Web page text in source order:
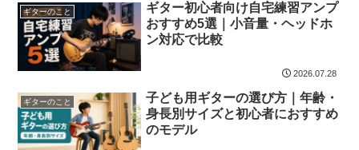
ギターのこと
ギター初心者向け自宅練習アンプ
おすすめ5選｜小音量・ヘッドホ
ン対応で比較
2026.07.28
ギターのこと
子ども用ギターの選び方｜年齢・
身長別サイズと初心者におすすめ
のモデル